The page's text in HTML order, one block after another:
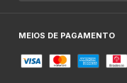
MEIOS DE PAGAMENTO